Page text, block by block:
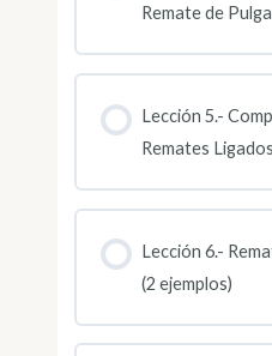
Remate de
Lección 5.-
Remates Ligados
Lección 6.-
(2 ejemplos)